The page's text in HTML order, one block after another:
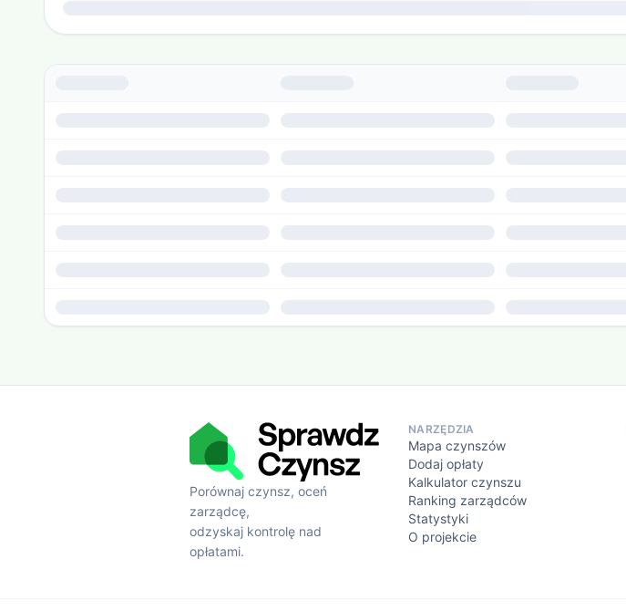
Porównaj czynsz, oceń
zarządcę,
odzyskaj kontrolę nad
opłatami.
NARZĘDZIA
Mapa czynszów
Dodaj opłaty
Kalkulator czynszu
Ranking zarządców
Statystyki
O projekcie